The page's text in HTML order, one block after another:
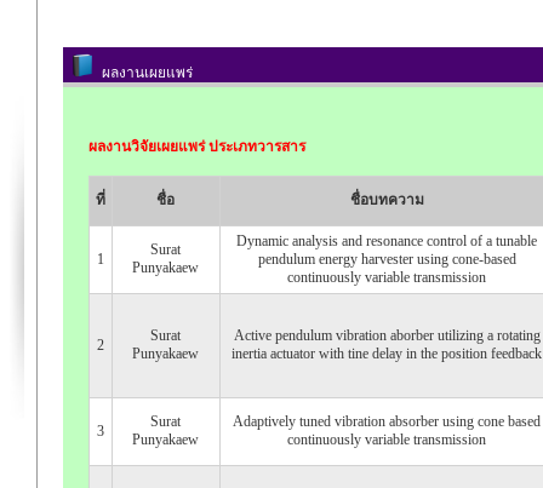
ผลงานเผยแพร่
ผลงานวิจัยเผยแพร่ ประเภทวารสาร
ที่ ชื่อ ชื่อบทความ
1
Surat
Punyakaew
Dynamic analysis and resonance control of a tunable
pendulum energy harvester using cone-based
continuously variable transmission
2
Surat
Punyakaew
Active pendulum vibration aborber utilizing a rotating
inertia actuator with tine delay in the position feedback
3
Surat
Punyakaew
Adaptively tuned vibration absorber using cone based
continuously variable transmission